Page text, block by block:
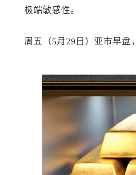
极端敏感性。
周五（5月29日）亚市早盘，